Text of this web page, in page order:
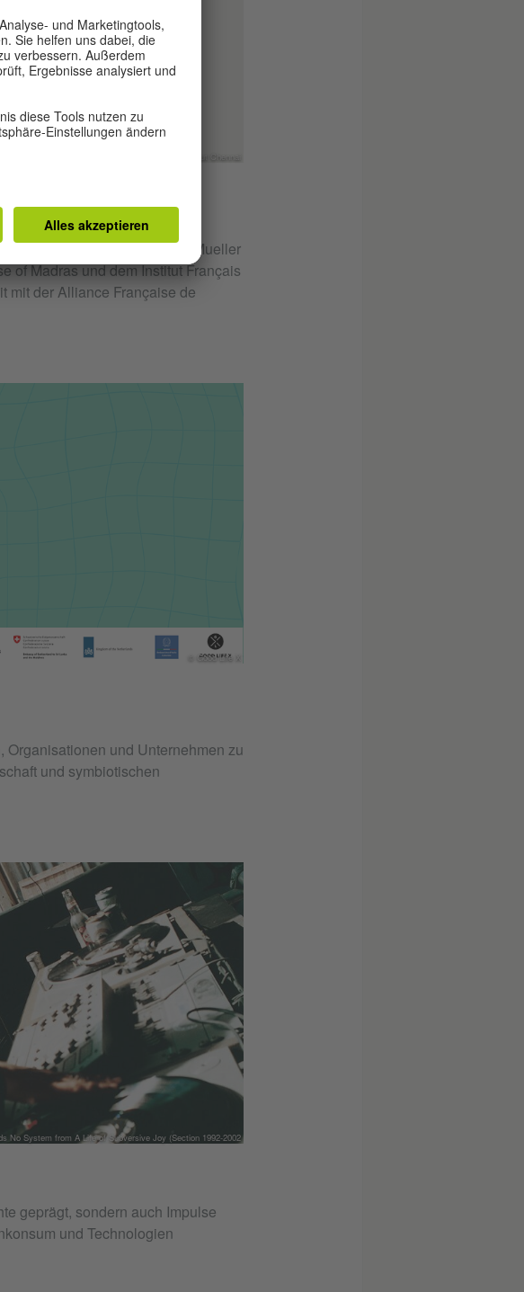
@ Goethe-Institut Chennai
des Goethe-Instituts / Max Mueller
of Madras und dem Institut Français
mit der Alliance Française de
© Good Life X
und Unternehmen zu
und symbiotischen
No System from A Life of Subversive Joy (Section 1992-2002
geprägt, sondern auch Impulse
und Technologien